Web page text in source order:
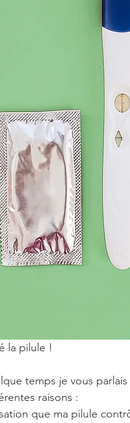
la pilule !
temps je vous
raisons :
que ma pilule